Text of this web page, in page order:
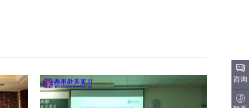
咨询